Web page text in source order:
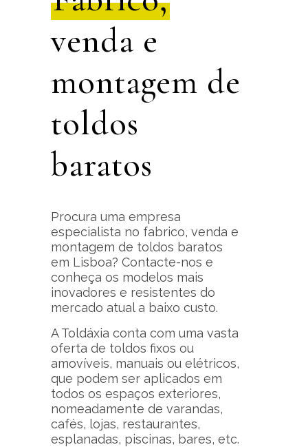
venda e
montagem de
toldos
baratos
Procura uma empresa
especialista no fabrico, venda e
montagem de toldos baratos
em Lisboa? Contacte-nos e
conheça os modelos mais
inovadores e resistentes do
mercado atual a baixo custo.
A Toldáxia conta com uma vasta
oferta de toldos fixos ou
amovíveis, manuais ou elétricos,
que podem ser aplicados em
todos os espaços exteriores,
nomeadamente de varandas,
cafés, lojas, restaurantes,
esplanadas, piscinas, bares, etc.